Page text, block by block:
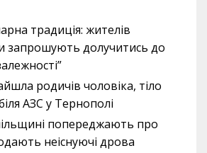
традиція: жителів
запрошують долучитись до
родичів чоловіка, тіло
АЗС у Тернополі
попереджають про
неіснуючі дрова